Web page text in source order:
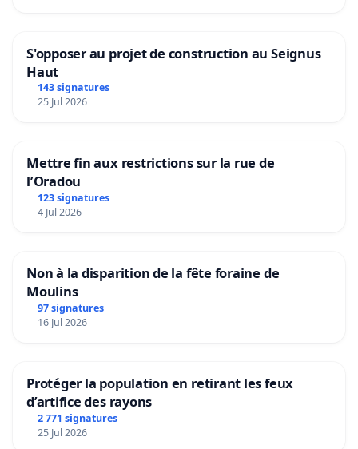
S'opposer au projet de construction au Seignus
Haut
143 signatures
25 Jul 2026
Mettre fin aux restrictions sur la rue de
l’Oradou
123 signatures
4 Jul 2026
Non à la disparition de la fête foraine de
Moulins
97 signatures
16 Jul 2026
Protéger la population en retirant les feux
d’artifice des rayons
2 771 signatures
25 Jul 2026